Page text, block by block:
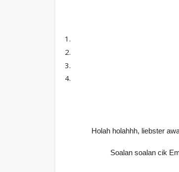
Holah holahhh, liebster
Soalan soalan cik